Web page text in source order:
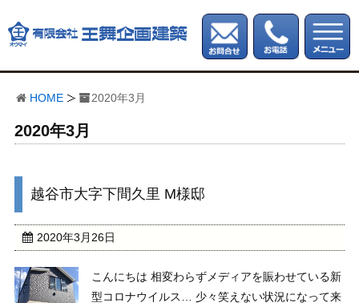
HOME 2020年3月
2020年3月
越谷市大字下間久里 M様邸
2020年3月26日
こんにちは 相変わらずメディアを賑わせている新
型コロナウイルス… 少々笑えない状況になって来